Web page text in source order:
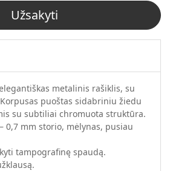
Užsakyti
metalinis rašiklis, su
puoštas sidabriniu žiedu
su subtiliai chromuota struktūra.
0,7 mm storio, mėlynas, pusiau
tampografinę spaudą.